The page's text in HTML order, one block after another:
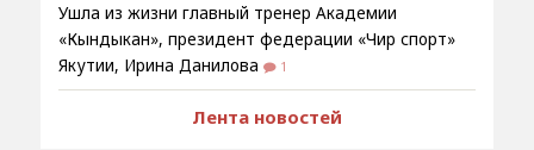
Ушла из жизни главный тренер Академии
«Кындыкан», президент федерации «Чир спорт»
Якутии, Ирина Данилова
1
Лента новостей